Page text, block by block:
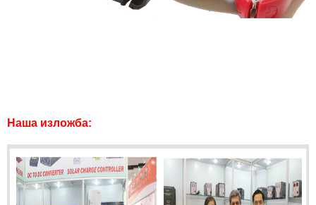
Наша изложба: